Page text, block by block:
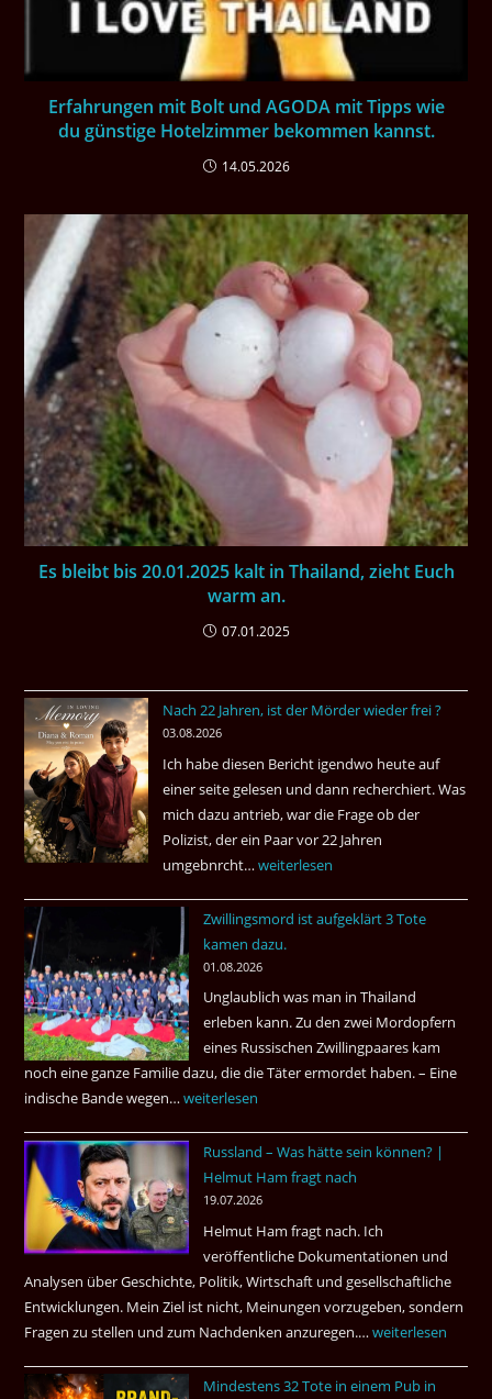
Erfahrungen mit Bolt und AGODA mit Tipps wie
du günstige Hotelzimmer bekommen kannst.
14.05.2026
Es bleibt bis 20.01.2025 kalt in Thailand, zieht Euch
warm an.
07.01.2025
Nach 22 Jahren, ist der Mörder wieder frei ?
03.08.2026
Ich habe diesen Bericht igendwo heute auf
einer seite gelesen und dann recherchiert. Was
mich dazu antrieb, war die Frage ob der
Polizist, der ein Paar vor 22 Jahren
umgebnrcht…Nach
Jahren,
ist
der
Mörder
wieder
frei
?
weiterlesen
Zwillingsmord ist aufgeklärt 3 Tote
kamen dazu.
01.08.2026
Unglaublich was man in Thailand
erleben kann. Zu den zwei Mordopfern
eines Russischen Zwillingpaares kam
noch eine ganze Familie dazu, die die Täter ermordet haben. – Eine
indische Bande wegen…Zwillingsmord
aufgeklärt
3
Tote
kamen
dazu.
weiterlesen
Russland – Was hätte sein können? |
Helmut Ham fragt nach
19.07.2026
Helmut Ham fragt nach. Ich
veröffentliche Dokumentationen und
Analysen über Geschichte, Politik, Wirtschaft und gesellschaftliche
Entwicklungen. Mein Ziel ist nicht, Meinungen vorzugeben, sondern
Fragen zu stellen und zum Nachdenken anzuregen.…Russland
Was
weiterlesen
Mindestens 32 Tote in einem Pub in